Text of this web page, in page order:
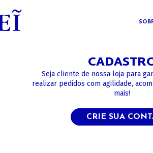
Seja cliente de nossa loja para
realizar pedidos com agilidade,
mais!
CRIE SUA